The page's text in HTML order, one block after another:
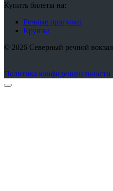
Купить билеты на:
Речные прогулки
Круизы
© 2026 Северный речной вокзал
Политика конфиденциальности